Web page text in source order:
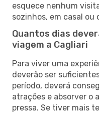
esquece nenhum
sozinhos, em casal ou
Quantos dias
viagem a Cagliari
Para viver uma
deverão ser
período, deverá
atrações e absorver o
pressa. Se tiver mais